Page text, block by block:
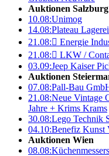
Auktionen Salzburg
10.08:Unimog
14.08:Plateau
21.08: Energie
21.08: LKW /
03.09:Jeep Kaiser
Auktionen
07.08:Pall-Bau
21.08:Neue Vintage
Jahre + Krims Krams
30.08:Lego Technik
04.10:Benefiz Kunst
Auktionen Wien
08.08: